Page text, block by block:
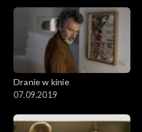
Dranie w kinie
07.09.2019